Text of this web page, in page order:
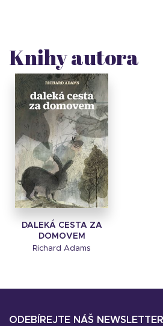
Knihy autora
DALEKÁ CESTA ZA
DOMOVEM
Richard Adams
ODEBÍREJTE NÁŠ NEWSLETTER